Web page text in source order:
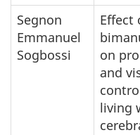
Segnon
Emmanuel
Sogbossi
Effect
on
and
living